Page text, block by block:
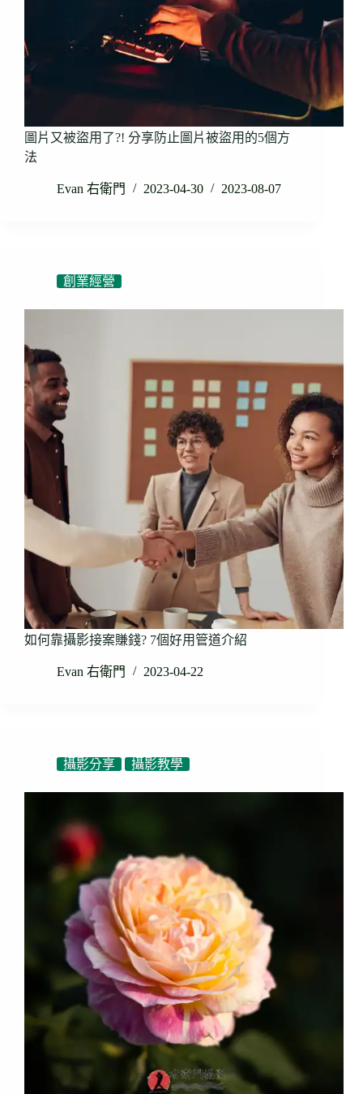
圖片又被盜用了?! 分享防止圖片被盜用的5個方
法
Evan 右衛門 2023-04-30 2023-08-07
創業經營
如何靠攝影接案賺錢? 7個好用管道介紹
Evan 右衛門 2023-04-22
攝影分享 攝影教學